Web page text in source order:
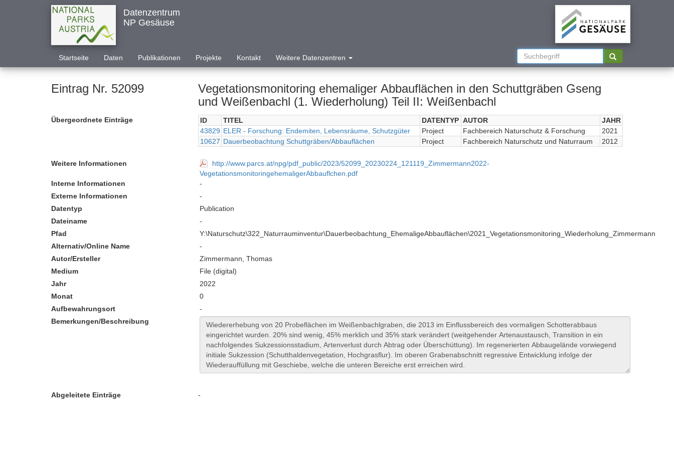
Datenzentrum
NP Gesäuse
Startseite Daten Publikationen Projekte Kontakt Weitere Datenzentren
Eintrag Nr. 52099
Vegetationsmonitoring ehemaliger Abbauflächen in den Schuttgräben Gseng
und Weißenbachl (1. Wiederholung) Teil II: Weißenbachl
Übergeordnete Einträge ID TITEL DATENTYP AUTOR
JAHR
43829 ELER - Forschung: Endemiten, Lebensräume, Schutzgüter Project Fachbereich Naturschutz & Forschung
2021
10627 Dauerbeobachtung Schuttgräben/Abbauflächen Project Fachbereich Naturschutz und Naturraum 2012
Weitere Informationen
http://www.parcs.at/npg/pdf_public/2023/52099_20230224_121119_Zimmermann2022-
VegetationsmonitoringehemaligerAbbauflchen.pdf
Interne Informationen
-
Externe Informationen
-
Datentyp
Publication
Dateiname
-
Pfad
Y:\Naturschutz\322_Naturrauminventur\Dauerbeobachtung_EhemaligeAbbauflächen\2021_Vegetationsmonitoring_Wiederholung_Zimmermann
Alternativ/Online Name
-
Autor/Ersteller
Zimmermann, Thomas
Medium
File (digital)
Jahr
2022
Monat
0
Aufbewahrungsort
-
Bemerkungen/Beschreibung
Abgeleitete Einträge -